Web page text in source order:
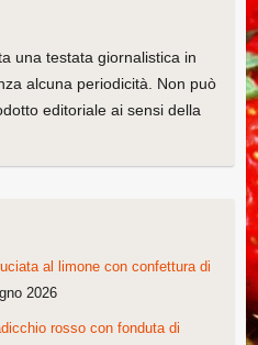
una testata giornalistica in
alcuna periodicità. Non può
editoriale ai sensi della
al limone con confettura di
2026
rosso con fonduta di